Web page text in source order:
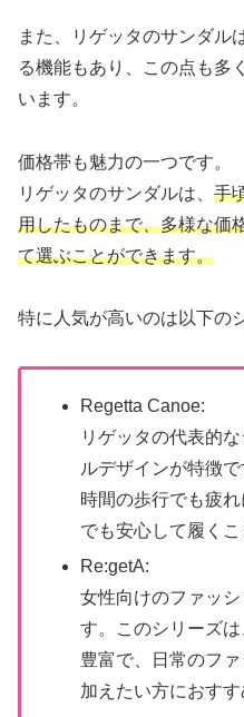
また、リゲッタのサンダル
る機能もあり、この点も多
います。
価格帯も魅力の一つです。
リゲッタのサンダルは、 手
用したものまで、多様な価
て選ぶことができます。
特に人気が高いのは以下の
Regetta Canoe:
リゲッタの代表的
ルデザインが特徴
時間の歩行でも疲
でも安心して履くこ
Re:getA:
女性向けのファッ
す。このシリーズ
豊富で、日常のフ
加えたい方におすす